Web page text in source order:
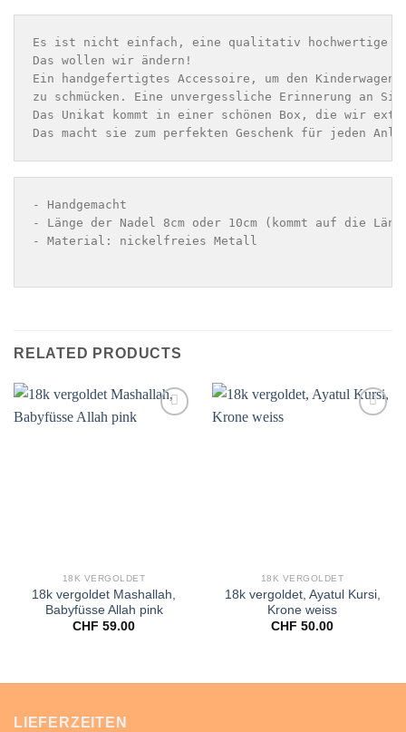
Es ist nicht einfach, eine qualitativ hochwertige
Das wollen wir ändern!
Ein handgefertigtes Accessoire, um den
Das Unikat kommt in einer schönen Box, die wir
Das macht sie zum perfekten Geschenk für jeden
- Handgemacht
- Länge der Nadel 8cm oder 10cm (kommt auf die
- Material: nickelfreies Metall
RELATED PRODUCTS
18K VERGOLDET
18k vergoldet Mashallah,
Babyfüsse Allah pink
CHF 59.00
18K VERGOLDET
18k vergoldet, Ayatul Kursi,
Krone weiss
CHF 50.00
LIEFERZEITEN